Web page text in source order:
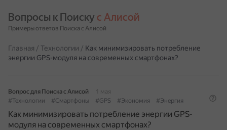
Вопросы к Поиску с Алисой
Примеры ответов Поиска с Алисой
Главная / Технологии / Как минимизировать потребление
энергии GPS-модуля на современных смартфонах?
Вопрос для Поиска с Алисой
1 мая
#Технологии
#Смартфоны #GPS #Экономия #Энергия
Как минимизировать потребление энергии GPS-
модуля на современных смартфонах?